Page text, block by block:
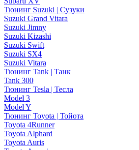
Тюнинг Suzuki | Сузуки
Suzuki Grand Vitara
Suzuki Jimny
Suzuki Kizashi
Suzuki Swift
Suzuki SX4
Suzuki Vitara
Тюнинг Tank | Танк
Tank 300
Тюнинг Tesla | Тесла
Model 3
Model Y
Тюнинг Toyota | Тойота
Toyota 4Runner
Toyota Alphard
Toyota Auris